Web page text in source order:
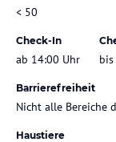
< 50
Check-In
ab 14:00 Uhr
Barrierefreiheit
Nicht alle Bereiche
Haustiere